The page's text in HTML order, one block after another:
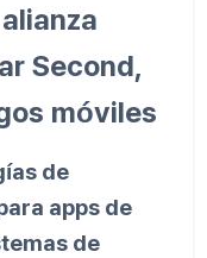
Second,
móviles
de
apps de
de